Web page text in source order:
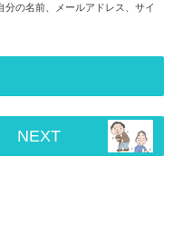
の名前、メールアドレス、サイ
NEXT